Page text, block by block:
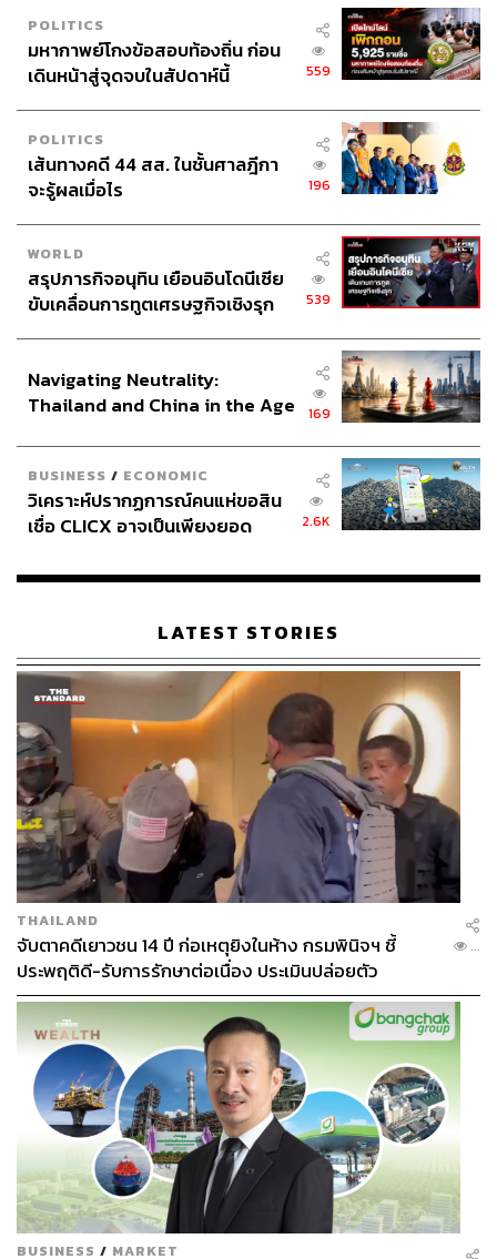
รวมพลังรักจากแฟนๆ
อย่างที่รู้กันว่าแฟนคลับของซีรีส์วายนั้นทรงพลัง แต่มันอาจ
จะใช้ได้อย่างเต็มศักยภาพเมื่อถูกปล่อยออกมาพร้อมๆ กัน
เราจึงได้เห็นการนัดแนะเวลาขึ้น Twitter ในช่วงที่ซีรีส์ออน
สนใจซีรีส์เรื่องนี้ อีกทั้งมันยังไปเตะตาสื่อใหญ่ๆ อย่างที่กล่าว
แล้ว อย่างไรก็ดี ทุกอย่างจะไม่ประสบความสำเร็จเลยหาก
เนื้อหาของซีรีส์ไม่ดีเท่ากับกระแส แต่KinnPorsche The
Seriesดันมีทุกองค์ประกอบ จึงทำให้ประสบความสำเร็จทั้ง
ในไทยและสากล
KinnPorsche The Series
ออกอากาศทางช่อง one31 ทุกวัน
เสาร์ เวลา 23.00 น. และชมเวอร์ชัน Uncut และ Special Clip
ได้ทาง iQiyi
ภาพ: KinnPorsche The Series
TAGS: ซีรีส์
3.4K
ABOUT THE AUTHOR
วีรวัฒน์ อัจจุตมานัส
POLITICS
มหากาพย์โกงข้อสอบท้องถิ่น ก่อน
เดินหน้าสู่จุดจบในสัปดาห์นี้
559
POLITICS
เส้นทางคดี 44 สส. ในชั้นศาลฎีกา
จะรู้ผลเมื่อไร
196
WORLD
สรุปภารกิจอนุทิน เยือนอินโดนีเซีย
ขับเคลื่อนการทูตเศรษฐกิจเชิงรุก
539
Navigating Neutrality:
Thailand and China in the Age
169
BUSINESS / ECONOMIC
วิเคราะห์ปรากฏการณ์คนแห่ขอสิน
เชื่อ CLICX อาจเป็นเพียงยอด
เรือนไทยที่ถูกซุกไว้
2.6K
LATEST STORIES
THAILAND
จับตาคดีเยาวชน 14 ปี ก่อเหตุยิงในห้าง กรมพินิจฯ ชี้
ประพฤติดี-รับการรักษาต่อเนื่อง ประเมินปล่อยตัว
...
BUSINESS / MARKET